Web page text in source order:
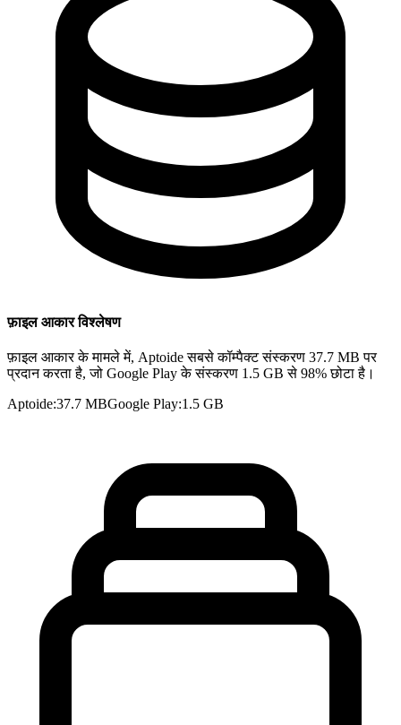
फ़ाइल आकार विश्लेषण
फ़ाइल आकार के मामले में, Aptoide सबसे कॉम्पैक्ट संस्करण 37.7 MB पर
प्रदान करता है, जो Google Play के संस्करण 1.5 GB से 98% छोटा है।
Aptoide:37.7 MBGoogle Play:1.5 GB